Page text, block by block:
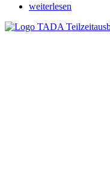
weiterlesen